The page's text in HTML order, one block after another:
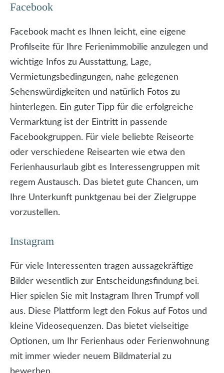
Facebook
Facebook macht es Ihnen leicht, eine eigene
Profilseite für Ihre Ferienimmobilie anzulegen und
wichtige Infos zu Ausstattung, Lage,
Vermietungsbedingungen, nahe gelegenen
Sehenswürdigkeiten und natürlich Fotos zu
hinterlegen. Ein guter Tipp für die erfolgreiche
Vermarktung ist der Eintritt in passende
Facebookgruppen. Für viele beliebte Reiseorte
oder verschiedene Reisearten wie etwa den
Ferienhausurlaub gibt es Interessengruppen mit
regem Austausch. Das bietet gute Chancen, um
Ihre Unterkunft punktgenau bei der Zielgruppe
vorzustellen.
Instagram
Für viele Interessenten tragen aussagekräftige
Bilder wesentlich zur Entscheidungsfindung bei.
Hier spielen Sie mit Instagram Ihren Trumpf voll
aus. Diese Plattform legt den Fokus auf Fotos und
kleine Videosequenzen. Das bietet vielseitige
Optionen, um Ihr Ferienhaus oder Ferienwohnung
mit immer wieder neuem Bildmaterial zu